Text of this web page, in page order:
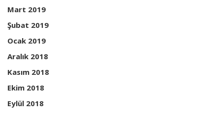
Mart 2019
Şubat 2019
Ocak 2019
Aralık 2018
Kasım 2018
Ekim 2018
Eylül 2018